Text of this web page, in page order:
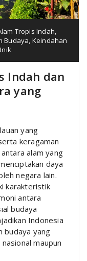
Tropis Indah
Budaya Keindahan
Indah dan
yang
yang
keragaman
alam yang
daya
negara lain.
karakteristik
antara
budaya
Indonesia
budaya yang
maupun